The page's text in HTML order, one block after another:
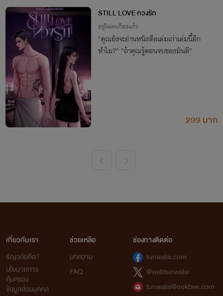
STILL LOVE ทวงรัก
อยู่ในตะเกียงแก้ว
"คุณยังจะอ่านหนังสือเล่มเก่าเล่มนี้อีก
ทำไม?" "ถ้าคุณรู้ตอนจบของมันดี"
299 บาท
เกี่ยวกับเรา
ธัญวลัยคือ?
นโยบายการ
คุ้มครอง
ข้อมูลส่วนบุคคล
ช่วยเหลือ
บทความ
FAQ
ช่องทางติดต่อ
tunwalai.com
@webtunwalai
tunwalai@ookbee.com